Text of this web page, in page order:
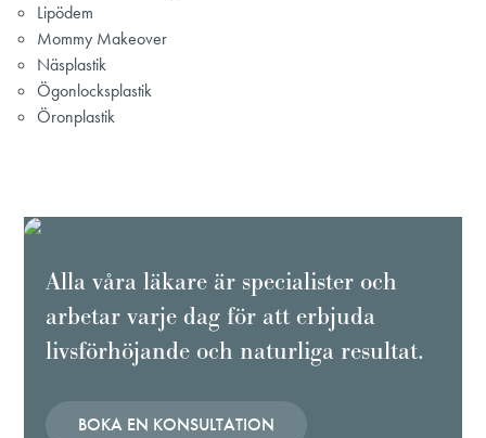
Lipödem
Mommy Makeover
Näsplastik
Ögonlocksplastik
Öronplastik
Alla våra läkare är specialister och
arbetar varje dag för att erbjuda
livsförhöjande och naturliga resultat.
BOKA EN KONSULTATION